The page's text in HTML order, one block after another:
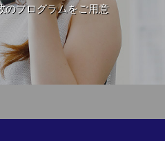
のプログラムをご用意